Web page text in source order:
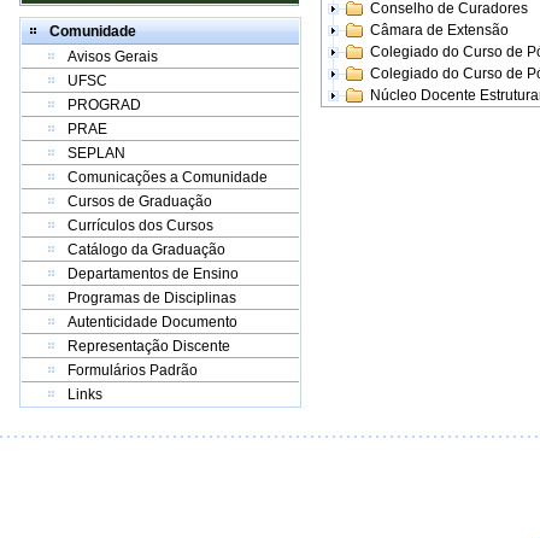
Comunidade
Avisos Gerais
UFSC
PROGRAD
PRAE
SEPLAN
Comunicações a Comunidade
Cursos de Graduação
Currículos dos Cursos
Catálogo da Graduação
Departamentos de Ensino
Programas de Disciplinas
Autenticidade Documento
Representação Discente
Formulários Padrão
Links
Conselho de Curadores
Câmara de Extensão
Colegiado do Curso de
Colegiado do Curso de
Núcleo Docente